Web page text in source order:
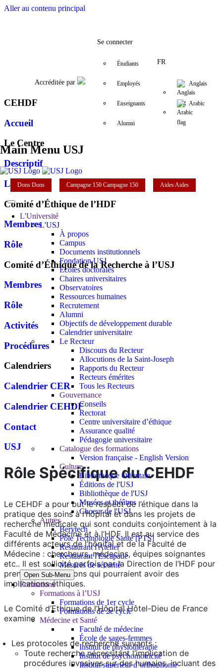
Aller au contenu principal
FacebookTwitter
Accréditée par
Se connecter
Étudiants
Employés
Enseignants
Alumni
FR
Anglais
Arabic
Main Menu USJ
Dons Dons Campagne 150 Campagne 150 AidesAides
L'Université
L'USJ
À propos
Campus
Documents institutionnels
Fondation USJ
Écoles doctorales
Chaires universitaires
Observatoires
Ressources humaines
Recrutement
Alumni
Objectifs de développement durable
Calendrier universitaire
Le Recteur
Discours du Recteur
Allocutions de la Saint-Joseph
Rapports du Recteur
Recteurs émérites
Tous les Recteurs
Gouvernance
Conseils
Rectorat
Centre universitaire d’éthique
Assurance qualité
Pédagogie universitaire
Catalogue des formations
Version française - English Version
Culture
Bibliothèque Orientale
Éditions de l'USJ
Bibliothèque de l'USJ
Musées et théâtres
Choeur de l'USJ
Autres
Berytech
Pôle Technologie Santé [PTS]
Restaurant l'Atelier
Restaurant l'Escapade
Mesures de sécurité
Open Sub-Menu
Formations
Formations à l’USJ
Formations de 1er cycle
Formations de 2e cycle
Médecine et Santé
Faculté de médecine
École de sages-femmes
Institut de physiothérapie
Institut de psychomotricité
Institut supérieur d’orthophonie
CEHDF
Accueil
Le Centre
Descriptif
L'Équipe
Comité d’Éthique de l’HDF
Membres
Rôle
Comité d’Éthique de la Recherche à l’USJ
Membres
Rôle
Activités
Procédures
Calendriers
Calendrier CER
Calendrier CEHDF
Contact
USJ
Rôle Spécifique du CEHDF
Le CEHDF a pour but le respect de l’éthique dans la
pratique des soins à l’hôpital et dans les projets de
recherche médicale qui sont conduits conjointement à la
Faculté de Médecine et à l’HDF. Il est au service des
différents acteurs de l’hôpital et de la Faculté de
Médecine : chercheurs, médecins, équipes soignantes
etc.. Il est sollicité parfois par la Direction de l’HDF pour
prendre des décisions qui pourraient avoir des
implications éthiques.
Le Comité d’Ethique de l’Hôpital Hôtel-Dieu de France
examine
Les protocoles de recherche suivants :
Toute recherche nécessitant l’implication de
procédures invasives sur des humains, incluant des